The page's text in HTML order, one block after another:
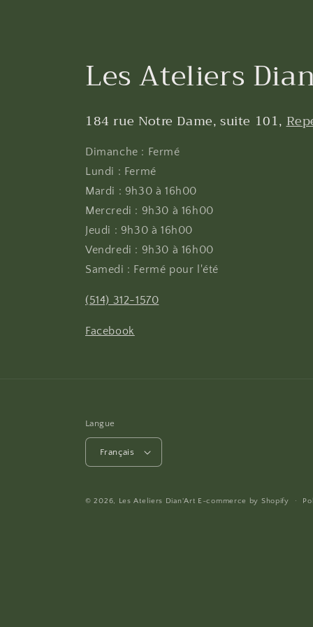
Les Ateliers
184 rue Notre Dame, suite 101,
Dimanche : Fermé
Lundi : Fermé
Mardi : 9h30 à 16h00
Mercredi : 9h30 à 16h00
Jeudi : 9h30 à 16h00
Vendredi : 9h30 à 16h00
Samedi : Fermé pour l'été
(514) 312-1570
Facebook
Langue
Français
© 2026, Les Ateliers Dian'Art E-commerce by Shopify